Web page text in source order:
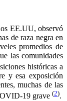
EE.UU, observó
de raza negra en
promedios de
las comunidades
históricas a
y esa exposición
muchas de las
19 grave (2).